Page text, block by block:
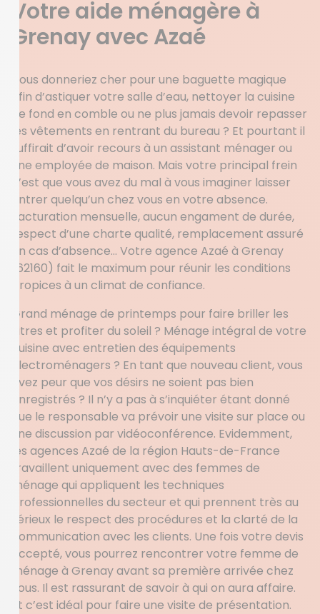
Votre aide ménagère à
Grenay avec Azaé
Vous donneriez cher pour une baguette magique
afin d’astiquer votre salle d’eau, nettoyer la cuisine
de fond en comble ou ne plus jamais devoir repasser
les vêtements en rentrant du bureau ? Et pourtant il
suffirait d’avoir recours à un assistant ménager ou
une employée de maison. Mais votre principal frein
c’est que vous avez du mal à vous imaginer laisser
entrer quelqu’un chez vous en votre absence.
Facturation mensuelle, aucun engament de durée,
respect d’une charte qualité, remplacement assuré
en cas d’absence… Votre agence Azaé à Grenay
(62160) fait le maximum pour réunir les conditions
propices à un climat de confiance.
Grand ménage de printemps pour faire briller les
vitres et profiter du soleil ? Ménage intégral de votre
cuisine avec entretien des équipements
électroménagers ? En tant que nouveau client, vous
avez peur que vos désirs ne soient pas bien
enregistrés ? Il n’y a pas à s’inquiéter étant donné
que le responsable va prévoir une visite sur place ou
une discussion par vidéoconférence. Evidemment,
les agences Azaé de la région Hauts-de-France
travaillent uniquement avec des femmes de
ménage qui appliquent les techniques
professionnelles du secteur et qui prennent très au
sérieux le respect des procédures et la clarté de la
communication avec les clients. Une fois votre devis
accepté, vous pourrez rencontrer votre femme de
ménage à Grenay avant sa première arrivée chez
vous. Il est rassurant de savoir à qui on aura affaire.
Et c’est idéal pour faire une visite de présentation.